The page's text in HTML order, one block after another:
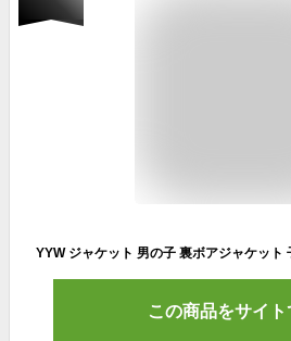
この商品をサイト